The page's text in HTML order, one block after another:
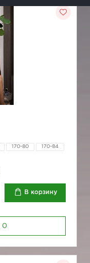
170-80 170-84
В корзину
0